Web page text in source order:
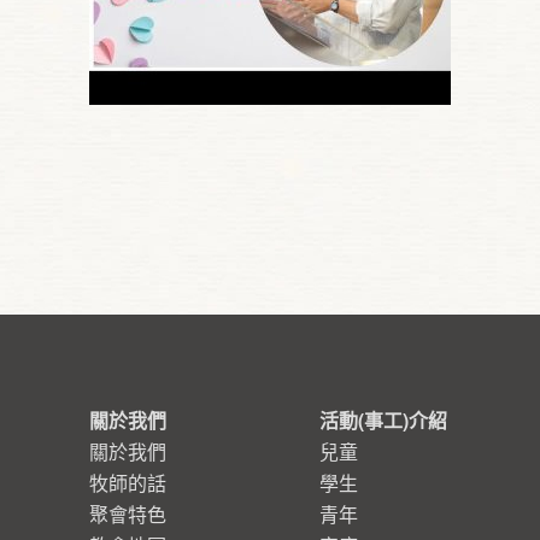
關於我們
關於我們
牧師的話
聚會特色
活動(事工)介紹
兒童
學生
青年